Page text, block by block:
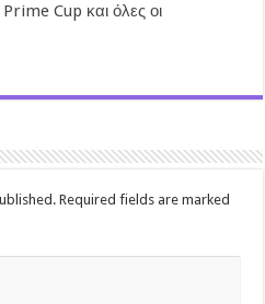
Cup και όλες οι
Required fields are marked